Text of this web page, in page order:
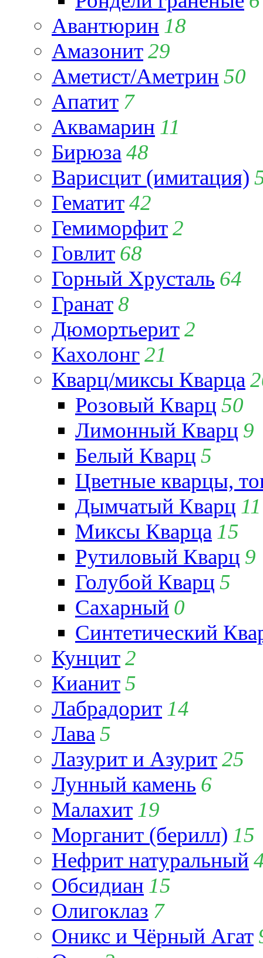
Авантюрин 18
Амазонит29
Аметист/Аметрин 50
Апатит 7
Аквамарин 11
Бирюза 48
Варисцит (имитация)
Гематит42
Гемиморфит2
Говлит 68
Горный Хрусталь 64
Гранат8
Дюмортьерит2
Кахолонг21
Кварц/миксы Кварца
Розовый Кварц 50
Лимонный Кварц 9
Белый Кварц 5
Цветные кварцы,
Дымчатый Кварц 11
Миксы Кварца 15
Рутиловый Кварц 9
Голубой Кварц 5
Сахарный 0
Синтетический
Кунцит2
Кианит5
Лабрадорит 14
Лава 5
Лазурит и Азурит25
Лунный камень 6
Малахит 19
Морганит (берилл) 15
Нефрит натуральный
Обсидиан 15
Олигоклаз 7
Оникс и Чёрный Агат